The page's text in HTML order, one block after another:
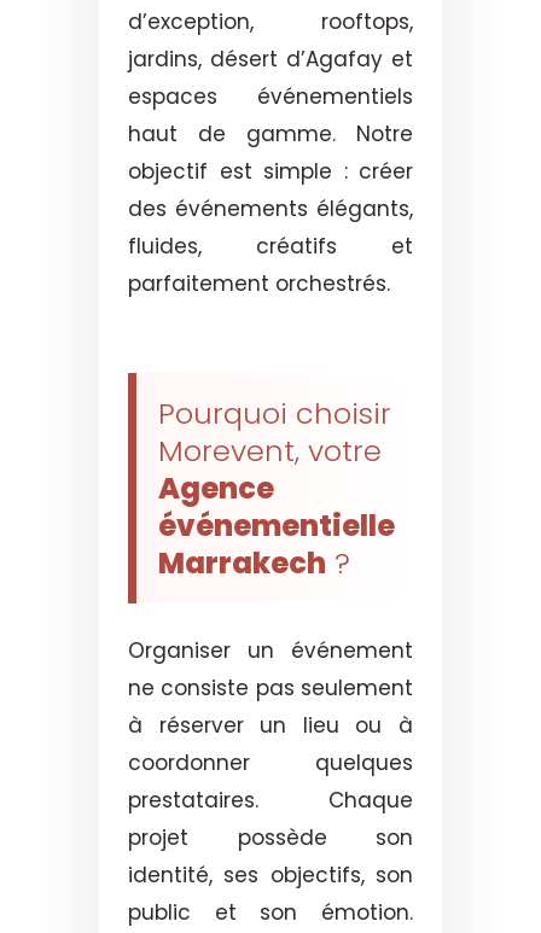
d’exception, rooftops,
jardins, désert d’Agafay et
espaces événementiels
haut de gamme. Notre
objectif est simple : créer
des événements élégants,
fluides, créatifs et
parfaitement orchestrés.
Pourquoi choisir
Morevent, votre
Agence
événementielle
Marrakech ?
Organiser un événement
ne consiste pas seulement
à réserver un lieu ou à
coordonner quelques
prestataires. Chaque
projet possède son
identité, ses objectifs, son
public et son émotion.